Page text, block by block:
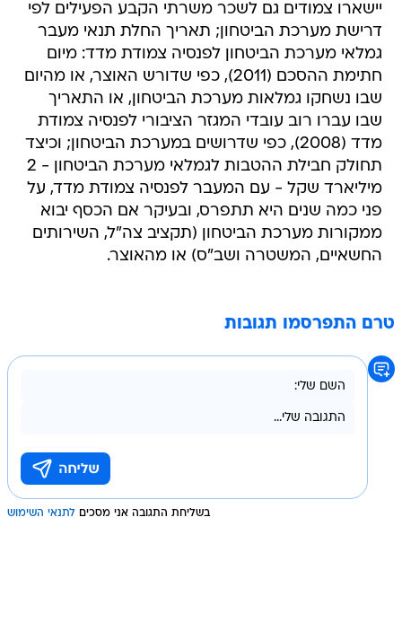
יישארו צמודים גם לשכר משרתי הקבע הפעילים לפי
דרישת מערכת הביטחון; תאריך החלת תנאי מעבר
גמלאי מערכת הביטחון לפנסיה צמודת מדד: מיום
חתימת ההסכם (2011), כפי שדורש האוצר, או מהיום
שבו נשחקו גמלאות מערכת הביטחון, או התאריך
שבו עברו רוב עובדי המגזר הציבורי לפנסיה צמודת
מדד (2008), כפי שדרושים במערכת הביטחון; וכיצד
תחולק חבילת ההטבות לגמלאי מערכת הביטחון - 2
מיליארד שקל - עם המעבר לפנסיה צמודת מדד, על
פני כמה שנים היא תתפרס, ובעיקר אם הכסף יבוא
ממקורות מערכת הביטחון (תקציב צה"ל, השירותים
החשאיים, המשטרה ושב"ס) או מהאוצר.
טרם התפרסמו תגובות
בשליחת התגובה אני מסכים לתנאי השימוש